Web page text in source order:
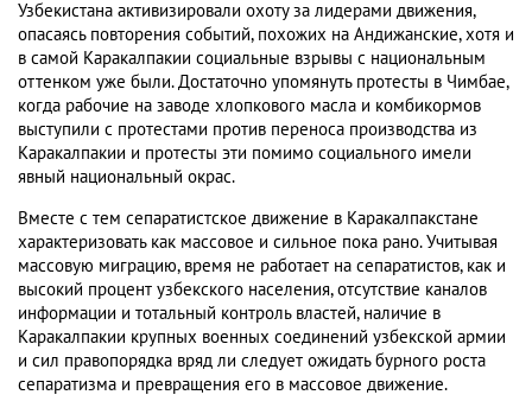
Узбекистана активизировали охоту за лидерами движения,
опасаясь повторения событий, похожих на Андижанские, хотя и
в самой Каракалпакии социальные взрывы с национальным
оттенком уже были. Достаточно упомянуть протесты в Чимбае,
когда рабочие на заводе хлопкового масла и комбикормов
выступили с протестами против переноса производства из
Каракалпакии и протесты эти помимо социального имели
явный национальный окрас.
Вместе с тем сепаратистское движение в Каракалпакстане
характеризовать как массовое и сильное пока рано. Учитывая
массовую миграцию, время не работает на сепаратистов, как и
высокий процент узбекского населения, отсутствие каналов
информации и тотальный контроль властей, наличие в
Каракалпакии крупных военных соединений узбекской армии
и сил правопорядка вряд ли следует ожидать бурного роста
сепаратизма и превращения его в массовое движение.